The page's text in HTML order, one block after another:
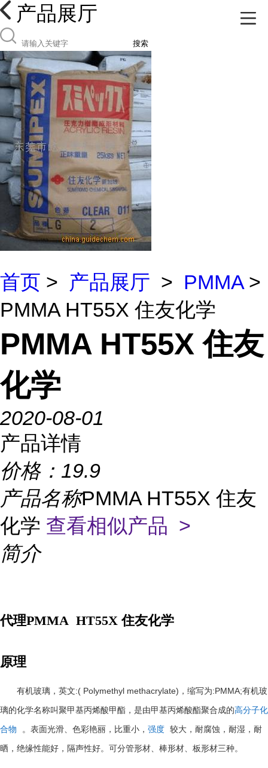
产品展厅
搜索
首页 > 产品展厅 > PMMA >
PMMA HT55X 住友化学
PMMA HT55X 住友
化学
2020-08-01
产品详情
价格： 19.9
产品名称PMMA HT55X 住友
化学 查看相似产品 >
简介
代理PMMA HT55X 住友化学
原理
有机玻璃，英文:( Polymethyl methacrylate) ，缩写为:PMMA;有机玻
璃的化学名称叫聚甲基丙烯酸甲酯，是由甲基丙烯酸酯聚合成的高分子化
合物 。表面光滑、色彩艳丽，比重小， 强度 较大，耐腐蚀，耐湿，耐
晒，绝缘性能好，隔声性好。可分管形材、棒形材、板形材三种。